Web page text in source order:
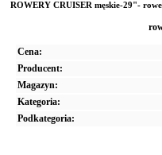
ROWERY CRUISER męskie-29"-
Cena:
Producent:
Magazyn:
Kategoria:
Podkategoria: